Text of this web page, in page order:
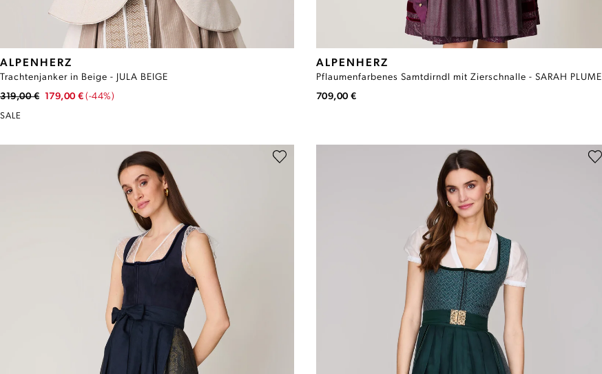
ALPENHERZ
Trachtenjanker in Beige - JULA BEIGE
319,00 € 179,00 € (-44%)
SALE
ALPENHERZ
Pflaumenfarbenes Samtdirndl mit Zierschnalle - SARAH PLUME
709,00 €